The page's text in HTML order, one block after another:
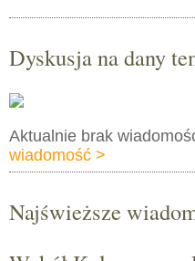
Dyskusja na dany
Aktualnie brak
wiadomość >
Najświeższe